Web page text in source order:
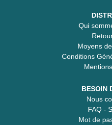
Qui
Moyens
Conditions
BESOIN
Nous
FAQ -
Mot de